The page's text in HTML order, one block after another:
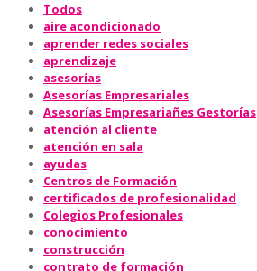
Todos
aire acondicionado
aprender redes sociales
aprendizaje
asesorías
Asesorías Empresariales
Asesorías Empresariañes Gestorías
atención al cliente
atención en sala
ayudas
Centros de Formación
certificados de profesionalidad
Colegios Profesionales
conocimiento
construcción
contrato de formación